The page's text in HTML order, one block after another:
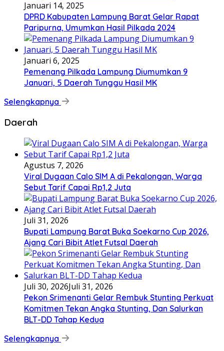
Januari 14, 2025
DPRD Kabupaten Lampung Barat Gelar Rapat
Paripurna, Umumkan Hasil Pilkada 2024
Januari 6, 2025
Pemenang Pilkada Lampung Diumumkan 9
Januari, 5 Daerah Tunggu Hasil MK
Selengkapnya
Daerah
Agustus 7, 2026
Viral Dugaan Calo SIM A di Pekalongan, Warga
Sebut Tarif Capai Rp1,2 Juta
Juli 31, 2026
Bupati Lampung Barat Buka Soekarno Cup 2026,
Ajang Cari Bibit Atlet Futsal Daerah
Juli 30, 2026Juli 31, 2026
Pekon Srimenanti Gelar Rembuk Stunting Perkuat
Komitmen Tekan Angka Stunting, Dan Salurkan
BLT-DD Tahap Kedua
Selengkapnya